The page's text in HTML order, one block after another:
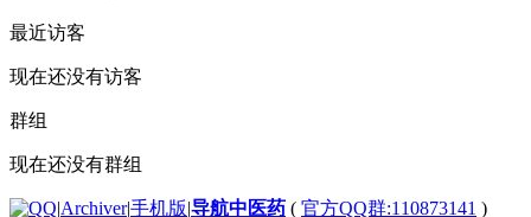
最近访客
现在还没有访客
群组
现在还没有群组
|Archiver|手机版|导航中医药 ( 官方QQ群:110873141 )